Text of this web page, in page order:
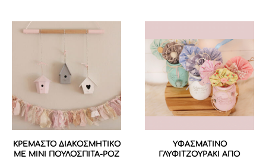
ΚΡΕΜΑΣΤΟ ΔΙΑΚΟΣΜΗΤΙΚΟ
ΜΕ ΜΙΝΙ ΠΟΥΛΟΣΠΙΤΑ-ΡΟΖ
ΥΦΑΣΜΑΤΙΝΟ
ΓΛΥΦΙΤΖΟΥΡΑΚΙ ΑΠΟ